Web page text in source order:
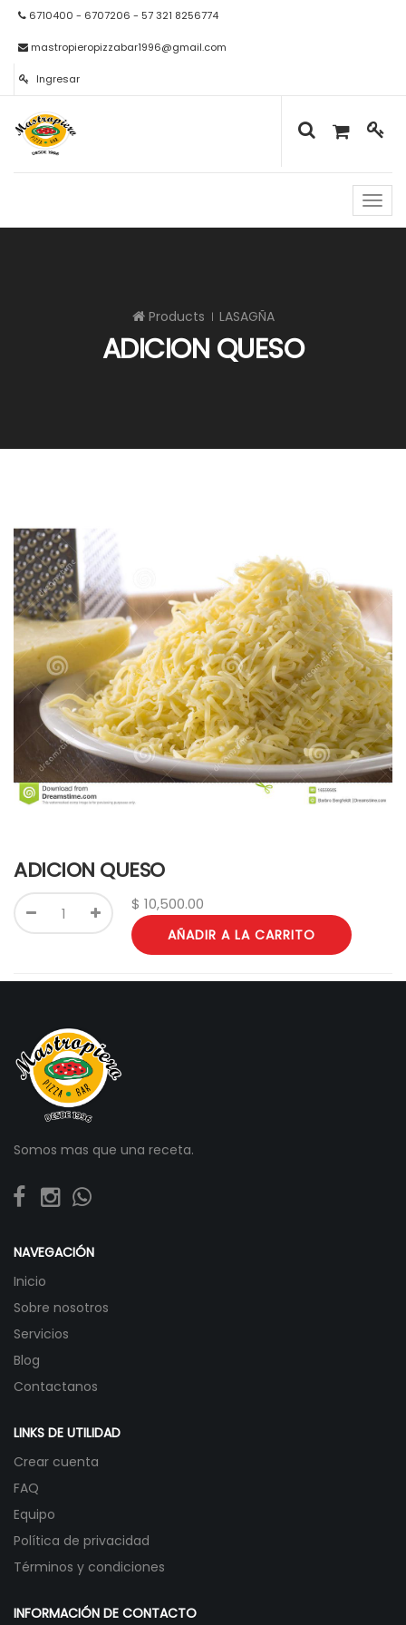
6710400 - 6707206 - 57 321 8256774
mastropieropizzabar1996@gmail.com
Ingresar
de
Products LASAGÑA
ADICION QUESO
ADICION QUESO
$ 10,500.00
AÑADIR A LA CARRITO
Somos mas que una receta.
NAVEGACIÓN
Inicio
Sobre nosotros
Servicios
Blog
Contactanos
LINKS DE UTILIDAD
Crear cuenta
FAQ
Equipo
Política de privacidad
Términos y condiciones
INFORMACIÓN DE CONTACTO